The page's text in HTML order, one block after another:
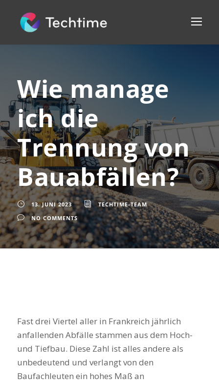
Wie manage
ich die
Trennung von
Bauabfällen?
13. JUNI 2023
TECHTIME-TEAM
NO COMMENTS
Fast drei Viertel aller in Frankreich jährlich
anfallenden Abfälle stammen aus dem Hoch-
und Tiefbau. Diese Zahl ist alles andere als
unbedeutend und verlangt von den
Baufachleuten ein hohes Maß an